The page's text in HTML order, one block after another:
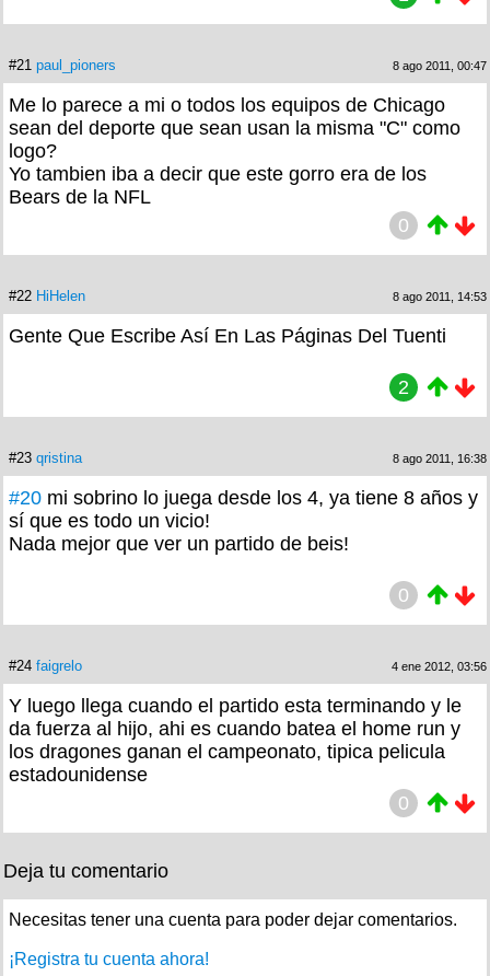
#21 paul_pioners 8 ago 2011, 00:47
Me lo parece a mi o todos los equipos de Chicago
sean del deporte que sean usan la misma "C" como
logo?
Yo tambien iba a decir que este gorro era de los
Bears de la NFL
0
#22 HiHelen 8 ago 2011, 14:53
Gente Que Escribe Así En Las Páginas Del Tuenti
2
#23 qristina 8 ago 2011, 16:38
#20 mi sobrino lo juega desde los 4, ya tiene 8 años y
sí que es todo un vicio!
Nada mejor que ver un partido de beis!
0
#24 faigrelo 4 ene 2012, 03:56
Y luego llega cuando el partido esta terminando y le
da fuerza al hijo, ahi es cuando batea el home run y
los dragones ganan el campeonato, tipica pelicula
estadounidense
0
Deja tu comentario
Necesitas tener una cuenta para poder dejar comentarios.
¡Registra tu cuenta ahora!